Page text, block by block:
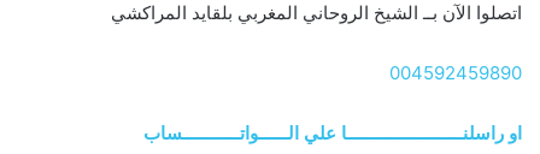
اتصلوا الآن بــ الشيخ الروحاني المغربي بلقايد المراكشي
004592459890
او راسلنــــــــــــــــــــــــا علي الــــــواتــــــــــــساب